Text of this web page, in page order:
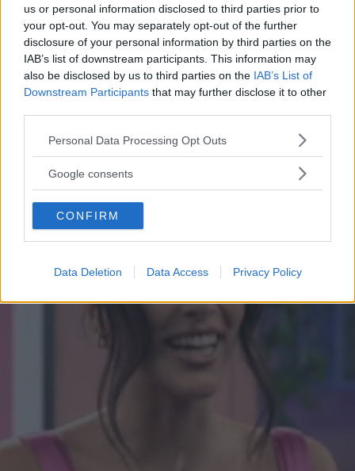
us or personal information disclosed to third parties prior to
your opt-out. You may separately opt-out of the further
disclosure of your personal information by third parties on the
IAB’s list of downstream participants. This information may
also be disclosed by us to third parties on the IAB’s List of
Downstream Participants that may further disclose it to other
Please note that this website/app uses one or more Google
not limited to your visit or usage behaviour. You may click to
use your data for below specified purposes in below Google
consent section.
Personal Data Processing Opt Outs
Google consents
CONFIRM
Data Deletion Data Access Privacy Policy
Francesco Totti e Noemi
Bocchi, primo red carpet di
coppia
Francesco Totti e Noemi Bocchi sono volati a Dubai per il
Globe Soccer Awards. I due non si nascondono più e
affrontano per la prima volta da coppia il red carpet del
Gala Internazionale del calcio, mostrandosi più affiatati
che mai!